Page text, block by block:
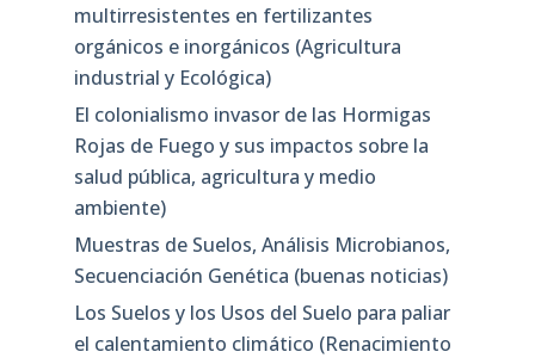
multirresistentes en fertilizantes
orgánicos e inorgánicos (Agricultura
industrial y Ecológica)
El colonialismo invasor de las Hormigas
Rojas de Fuego y sus impactos sobre la
salud pública, agricultura y medio
ambiente)
Muestras de Suelos, Análisis Microbianos,
Secuenciación Genética (buenas noticias)
Los Suelos y los Usos del Suelo para paliar
el calentamiento climático (Renacimiento